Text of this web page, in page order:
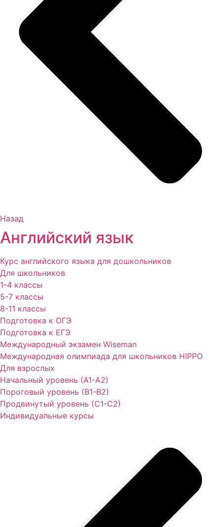
Назад
Английский язык
Курс английского языка для дошкольников
Для школьников
1-4 классы
5-7 классы
8-11 классы
Подготовка к ОГЭ
Подготовка к ЕГЭ
Международный экзамен Wiseman
Международная олимпиада для школьников HIPPO
Для взрослых
Начальный уровень (А1-А2)
Пороговый уровень (В1-В2)
Продвинутый уровень (С1-С2)
Индивидуальные курсы